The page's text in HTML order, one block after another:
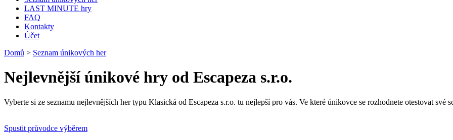
LAST MINUTE hry
FAQ
Kontakty
Účet
Domů > Seznam únikových her
Nejlevnější únikové hry od Escapeza s.r.o.
Vyberte si ze seznamu nejlevnějších her typu Klasická od Escapeza s.r.o. tu nejlepší pro vás. Ve které únikovce se rozhodnete otestovat své
Spustit průvodce výběrem